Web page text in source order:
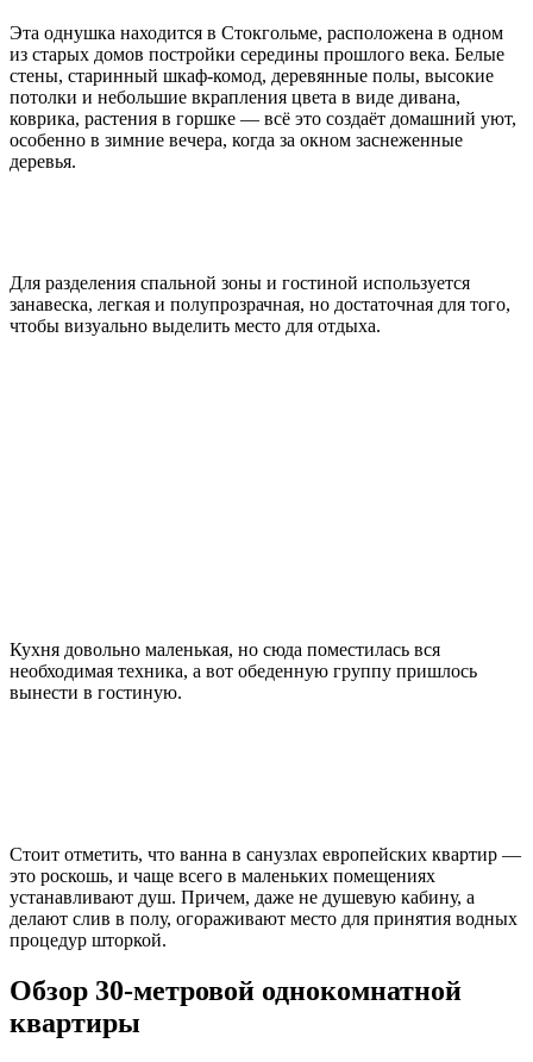
Эта однушка находится в Стокгольме, расположена в одном
из старых домов постройки середины прошлого века. Белые
стены, старинный шкаф-комод, деревянные полы, высокие
потолки и небольшие вкрапления цвета в виде дивана,
коврика, растения в горшке — всё это создаёт домашний уют,
особенно в зимние вечера, когда за окном заснеженные
деревья.
Для разделения спальной зоны и гостиной используется
занавеска, легкая и полупрозрачная, но достаточная для того,
чтобы визуально выделить место для отдыха.
Кухня довольно маленькая, но сюда поместилась вся
необходимая техника, а вот обеденную группу пришлось
вынести в гостиную.
Стоит отметить, что ванна в санузлах европейских квартир —
это роскошь, и чаще всего в маленьких помещениях
устанавливают душ. Причем, даже не душевую кабину, а
делают слив в полу, огораживают место для принятия водных
процедур шторкой.
Обзор 30-метровой однокомнатной
квартиры